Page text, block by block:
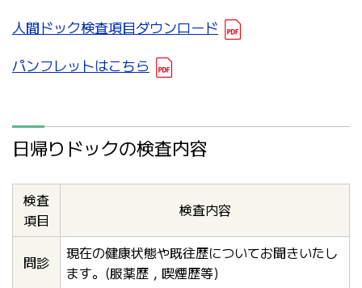
人間ドック検査項目ダウンロード
パンフレットはこちら
日帰りドックの検査内容
検査
項目
検査内容
問診
現在の健康状態や既往歴についてお聞きいたし
ます。(服薬歴，喫煙歴等)